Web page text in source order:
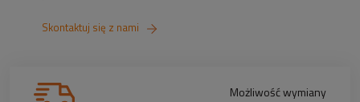
Możliwość wymiany
Skontaktuj się z nami